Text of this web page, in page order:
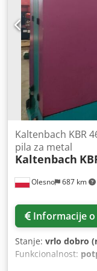
Olesno 687 km
Kaltenbach KBR
pila za metal
Kaltenbach
Informacije
Stanje: vrlo dobro
Funkcionalnost:
, Raspon